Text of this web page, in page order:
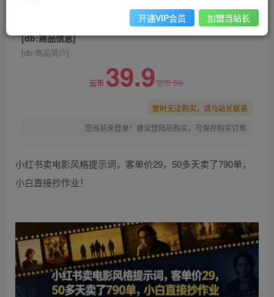
[db:商品信息]
[db:商品简介]
云币 39.9云币99
暂时无法购买，请与站长联系
您当前未登录！建议登陆后购买，可保存购买订单
已售 98
小红书卖电影风格提示词，客单价29，50多天卖了790单，
小白直接抄作业！
开通VIP会员 加盟当站长